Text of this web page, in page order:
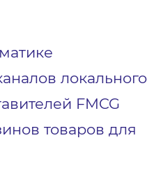
локального
FMCG
товаров для